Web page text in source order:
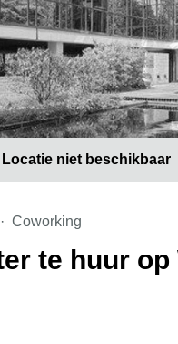
Locatie niet beschikbaar
Coworking
te huur